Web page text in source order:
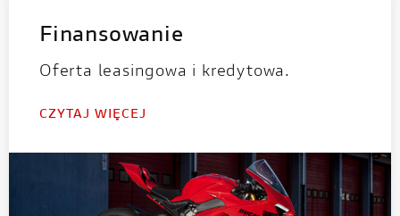
OFERTA DEALERA
KONFIGURATOR
Finansowanie
Oferta leasingowa i kredytowa.
CZYTAJ WIĘCEJ